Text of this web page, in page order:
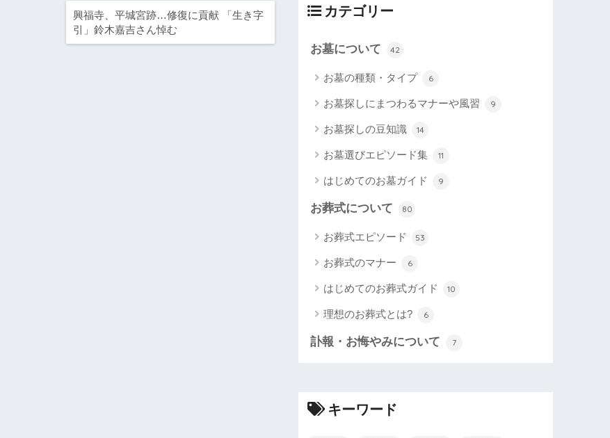
興福寺、平城宮跡…修復に貢献 「生き字
引」鈴木嘉吉さん悼む
カテゴリー
お墓について 42
お墓の種類・タイプ 6
お墓探しにまつわるマナーや風習 9
お墓探しの豆知識 14
お墓選びエピソード集 11
はじめてのお墓ガイド 9
お葬式について 80
お葬式エピソード 53
お葬式のマナー 6
はじめてのお葬式ガイド 10
理想のお葬式とは? 6
訃報・お悔やみについて 7
キーワード